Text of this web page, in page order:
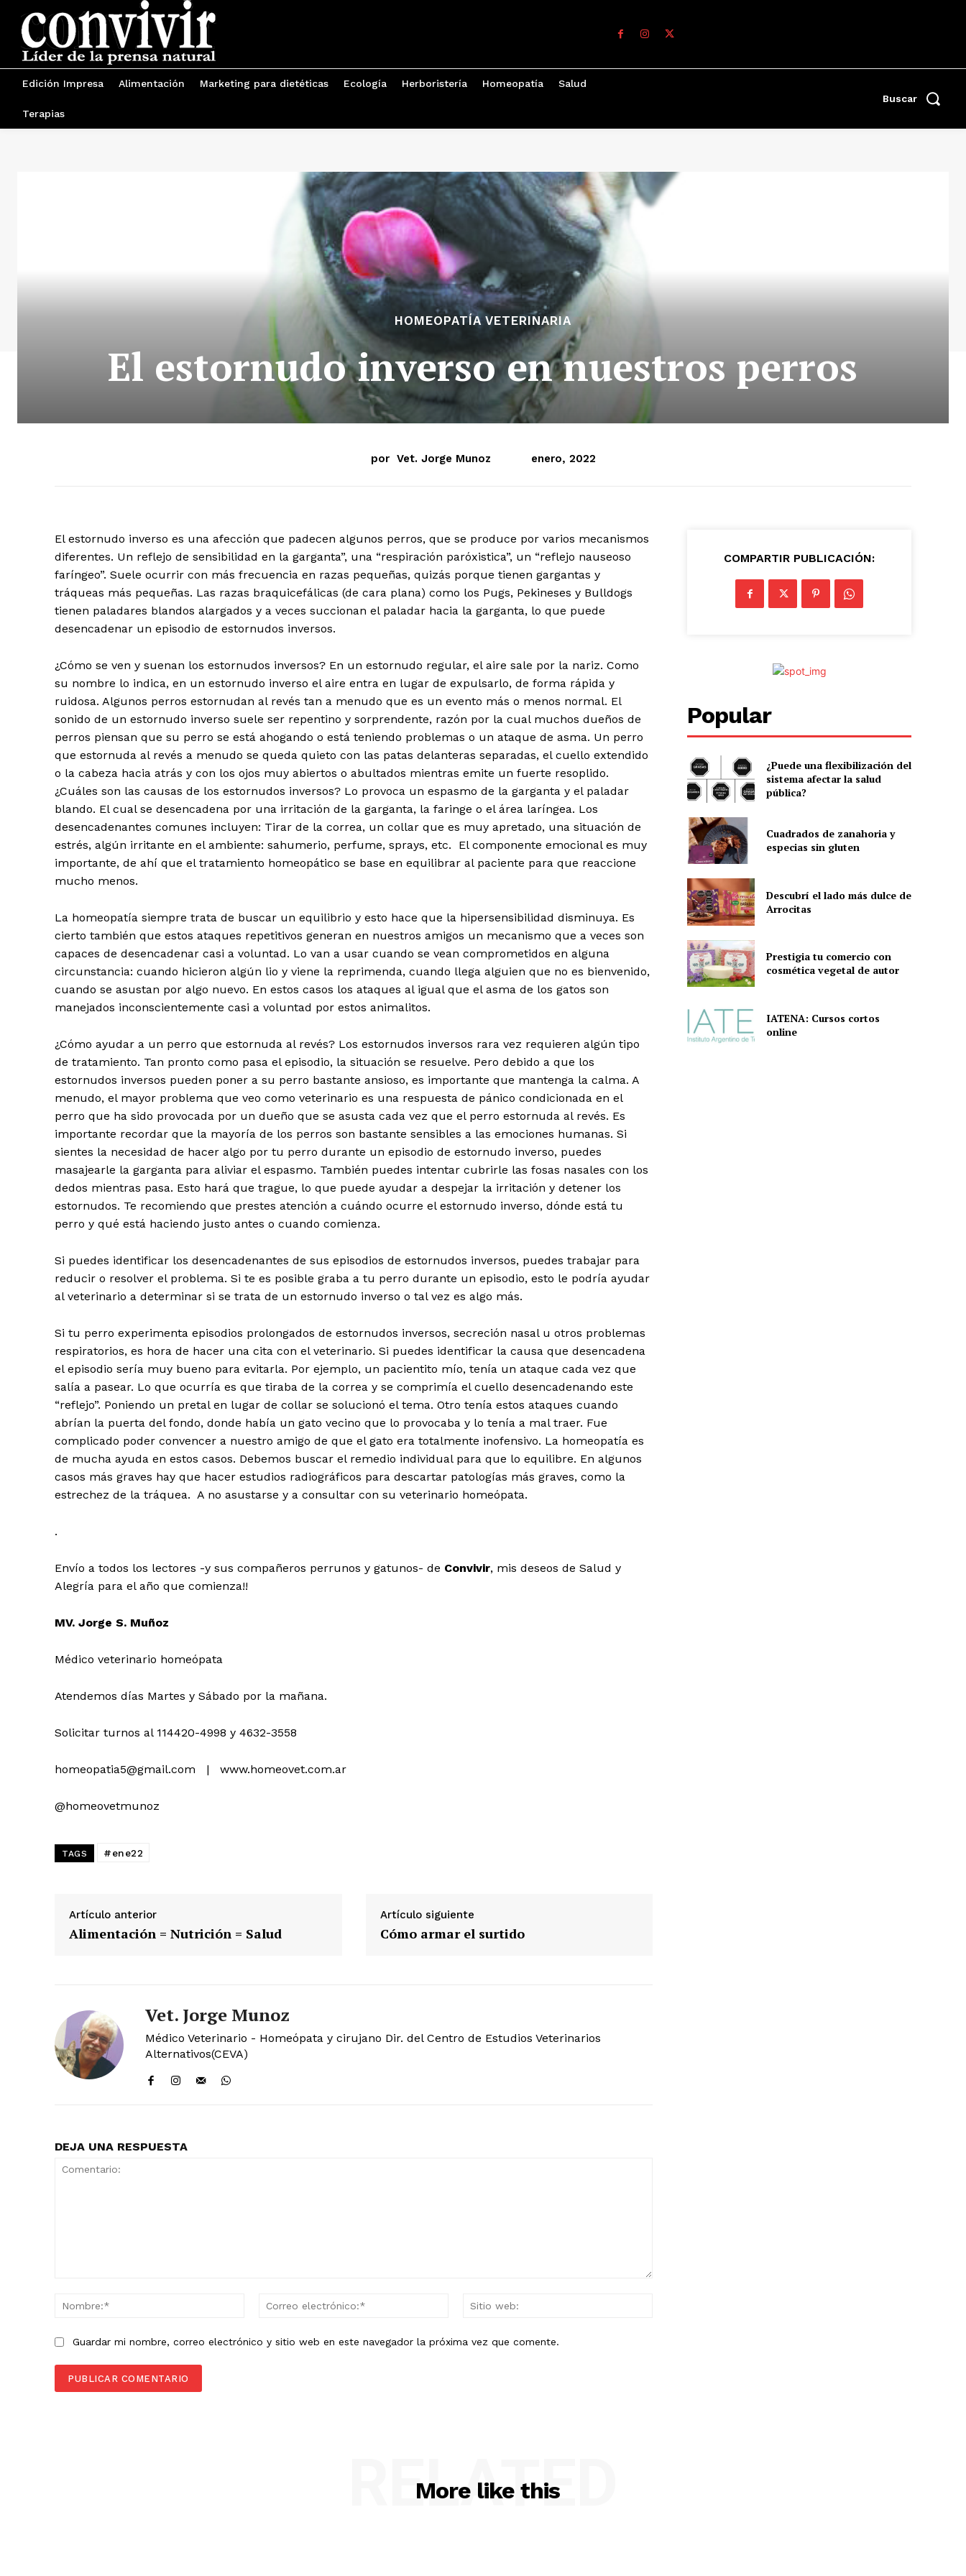
Edición Impresa Alimentación Marketing para dietéticas Ecología Herboristería Homeopatía Salud
Terapias
Buscar
HOMEOPATÍA VETERINARIA
El estornudo inverso en nuestros perros
por Vet. Jorge Munoz enero, 2022
El estornudo inverso es una afección que padecen algunos perros, que se produce por varios mecanismos
diferentes. Un reflejo de sensibilidad en la garganta”, una “respiración paróxistica”, un “reflejo nauseoso
faríngeo”. Suele ocurrir con más frecuencia en razas pequeñas, quizás porque tienen gargantas y
tráqueas más pequeñas. Las razas braquicefálicas (de cara plana) como los Pugs, Pekineses y Bulldogs
tienen paladares blandos alargados y a veces succionan el paladar hacia la garganta, lo que puede
desencadenar un episodio de estornudos inversos.
¿Cómo se ven y suenan los estornudos inversos? En un estornudo regular, el aire sale por la nariz. Como
su nombre lo indica, en un estornudo inverso el aire entra en lugar de expulsarlo, de forma rápida y
ruidosa. Algunos perros estornudan al revés tan a menudo que es un evento más o menos normal. El
sonido de un estornudo inverso suele ser repentino y sorprendente, razón por la cual muchos dueños de
perros piensan que su perro se está ahogando o está teniendo problemas o un ataque de asma. Un perro
que estornuda al revés a menudo se queda quieto con las patas delanteras separadas, el cuello extendido
o la cabeza hacia atrás y con los ojos muy abiertos o abultados mientras emite un fuerte resoplido.
¿Cuáles son las causas de los estornudos inversos? Lo provoca un espasmo de la garganta y el paladar
blando. El cual se desencadena por una irritación de la garganta, la faringe o el área laríngea. Los
desencadenantes comunes incluyen: Tirar de la correa, un collar que es muy apretado, una situación de
estrés, algún irritante en el ambiente: sahumerio, perfume, sprays, etc. El componente emocional es muy
importante, de ahí que el tratamiento homeopático se base en equilibrar al paciente para que reaccione
mucho menos.
La homeopatía siempre trata de buscar un equilibrio y esto hace que la hipersensibilidad disminuya. Es
cierto también que estos ataques repetitivos generan en nuestros amigos un mecanismo que a veces son
capaces de desencadenar casi a voluntad. Lo van a usar cuando se vean comprometidos en alguna
circunstancia: cuando hicieron algún lio y viene la reprimenda, cuando llega alguien que no es bienvenido,
cuando se asustan por algo nuevo. En estos casos los ataques al igual que el asma de los gatos son
manejados inconscientemente casi a voluntad por estos animalitos.
¿Cómo ayudar a un perro que estornuda al revés? Los estornudos inversos rara vez requieren algún tipo
de tratamiento. Tan pronto como pasa el episodio, la situación se resuelve. Pero debido a que los
estornudos inversos pueden poner a su perro bastante ansioso, es importante que mantenga la calma. A
menudo, el mayor problema que veo como veterinario es una respuesta de pánico condicionada en el
perro que ha sido provocada por un dueño que se asusta cada vez que el perro estornuda al revés. Es
importante recordar que la mayoría de los perros son bastante sensibles a las emociones humanas. Si
sientes la necesidad de hacer algo por tu perro durante un episodio de estornudo inverso, puedes
masajearle la garganta para aliviar el espasmo. También puedes intentar cubrirle las fosas nasales con los
dedos mientras pasa. Esto hará que trague, lo que puede ayudar a despejar la irritación y detener los
estornudos. Te recomiendo que prestes atención a cuándo ocurre el estornudo inverso, dónde está tu
perro y qué está haciendo justo antes o cuando comienza.
Si puedes identificar los desencadenantes de sus episodios de estornudos inversos, puedes trabajar para
reducir o resolver el problema. Si te es posible graba a tu perro durante un episodio, esto le podría ayudar
al veterinario a determinar si se trata de un estornudo inverso o tal vez es algo más.
Si tu perro experimenta episodios prolongados de estornudos inversos, secreción nasal u otros problemas
respiratorios, es hora de hacer una cita con el veterinario. Si puedes identificar la causa que desencadena
el episodio sería muy bueno para evitarla. Por ejemplo, un pacientito mío, tenía un ataque cada vez que
salía a pasear. Lo que ocurría es que tiraba de la correa y se comprimía el cuello desencadenando este
“reflejo”. Poniendo un pretal en lugar de collar se solucionó el tema. Otro tenía estos ataques cuando
abrían la puerta del fondo, donde había un gato vecino que lo provocaba y lo tenía a mal traer. Fue
complicado poder convencer a nuestro amigo de que el gato era totalmente inofensivo. La homeopatía es
de mucha ayuda en estos casos. Debemos buscar el remedio individual para que lo equilibre. En algunos
casos más graves hay que hacer estudios radiográficos para descartar patologías más graves, como la
estrechez de la tráquea. A no asustarse y a consultar con su veterinario homeópata.
.
Envío a todos los lectores -y sus compañeros perrunos y gatunos- de Convivir, mis deseos de Salud y
Alegría para el año que comienza!!
MV. Jorge S. Muñoz
Médico veterinario homeópata
Atendemos días Martes y Sábado por la mañana.
Solicitar turnos al 114420-4998 y 4632-3558
homeopatia5@gmail.com | www.homeovet.com.ar
@homeovetmunoz
TAGS #ene22
Artículo anterior
Alimentación = Nutrición = Salud
Artículo siguiente
Cómo armar el surtido
Vet. Jorge Munoz
Médico Veterinario - Homeópata y cirujano Dir. del Centro de Estudios Veterinarios
Alternativos(CEVA)
DEJA UNA RESPUESTA
Nombre:*
Correo
Guardar mi nombre, correo electrónico y sitio web en este navegador la próxima vez que comente.
COMPARTIR PUBLICACIÓN:
Popular
¿Puede una flexibilización del
sistema afectar la salud
pública?
Cuadrados de zanahoria y
especias sin gluten
Descubrí el lado más dulce de
Arrocitas
Prestigia tu comercio con
cosmética vegetal de autor
IATENA: Cursos cortos
online
More like this
RELATED